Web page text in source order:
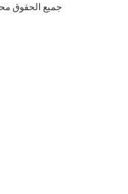
جميع الحقوق